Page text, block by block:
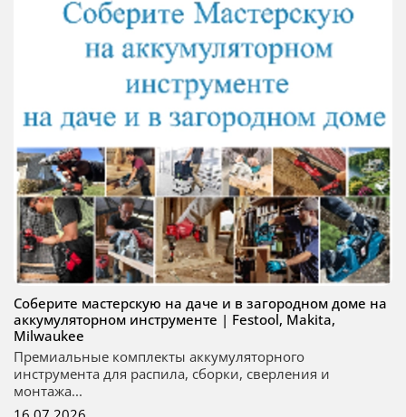
Соберите мастерскую на даче и в загородном доме на
аккумуляторном инструменте | Festool, Makita,
Milwaukee
Премиальные комплекты аккумуляторного
инструмента для распила, сборки, сверления и
монтажа...